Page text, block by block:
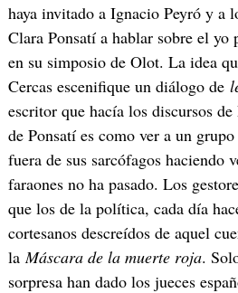
haya invitado a Ignacio Peyró y a
Clara Ponsatí a hablar sobre el
en su simposio de Olot. La idea
Cercas escenifique un diálogo de
escritor que hacía los discursos
de Ponsatí es como ver a un
fuera de sus sarcófagos haciendo
faraones no ha pasado. Los
que los de la política, cada día
cortesanos descreídos de aquel
la Máscara de la muerte roja.
sorpresa han dado los jueces